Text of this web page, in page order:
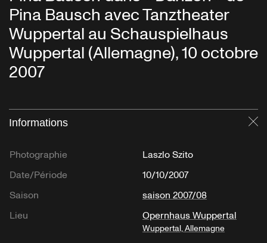
Pina Bausch avec Tanztheater
Wuppertal au Schauspielhaus
Wuppertal (Allemagne), 10 octobre
2007
Informations
Photographie
Laszlo Szito
Date/Période
10/10/2007
Saison
saison 2007/08
Lieu
Opernhaus Wuppertal
Wuppertal, Allemagne